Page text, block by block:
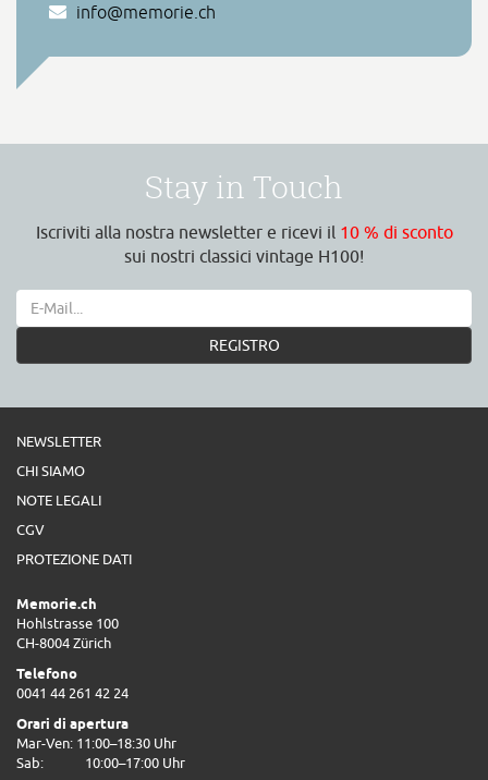
info@memorie.ch
Stay in Touch
Iscriviti alla nostra newsletter e ricevi il 10 % di sconto
sui nostri classici vintage H100!
REGISTRO
NEWSLETTER
CHI SIAMO
NOTE LEGALI
CGV
PROTEZIONE DATI
Memorie.ch
Hohlstrasse 100
CH-8004 Zürich
Telefono
0041 44 261 42 24
Orari di apertura
Mar-Ven: 11:00–18:30 Uhr
Sab:
10:00–17:00 Uhr